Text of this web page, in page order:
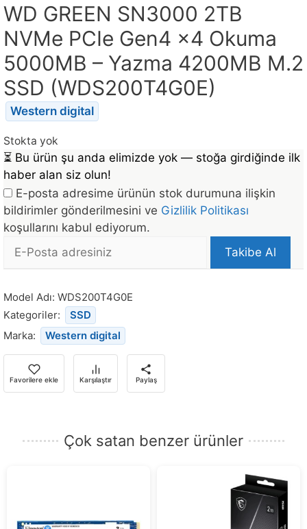
WD GREEN SN3000 2TB
NVMe PCIe Gen4 x4 Okuma
5000MB – Yazma 4200MB M.2
SSD (WDS200T4G0E)
Western digital
Stokta yok
⏳ Bu ürün şu anda elimizde yok — stoğa girdiğinde ilk
haber alan siz olun!
E-posta adresime ürünün stok durumuna ilişkin
bildirimler gönderilmesini ve Gizlilik Politikası
koşullarını kabul ediyorum.
posta
Takibe Al
ürün
stoğa
döndüğünde
bildirim
almak
için
e-
Model Adı: WDS200T4G0E
Kategoriler:
SSD
Marka:
Western digital
Favorilere ekle Karşılaştır Paylaş
Çok satan benzer ürünler